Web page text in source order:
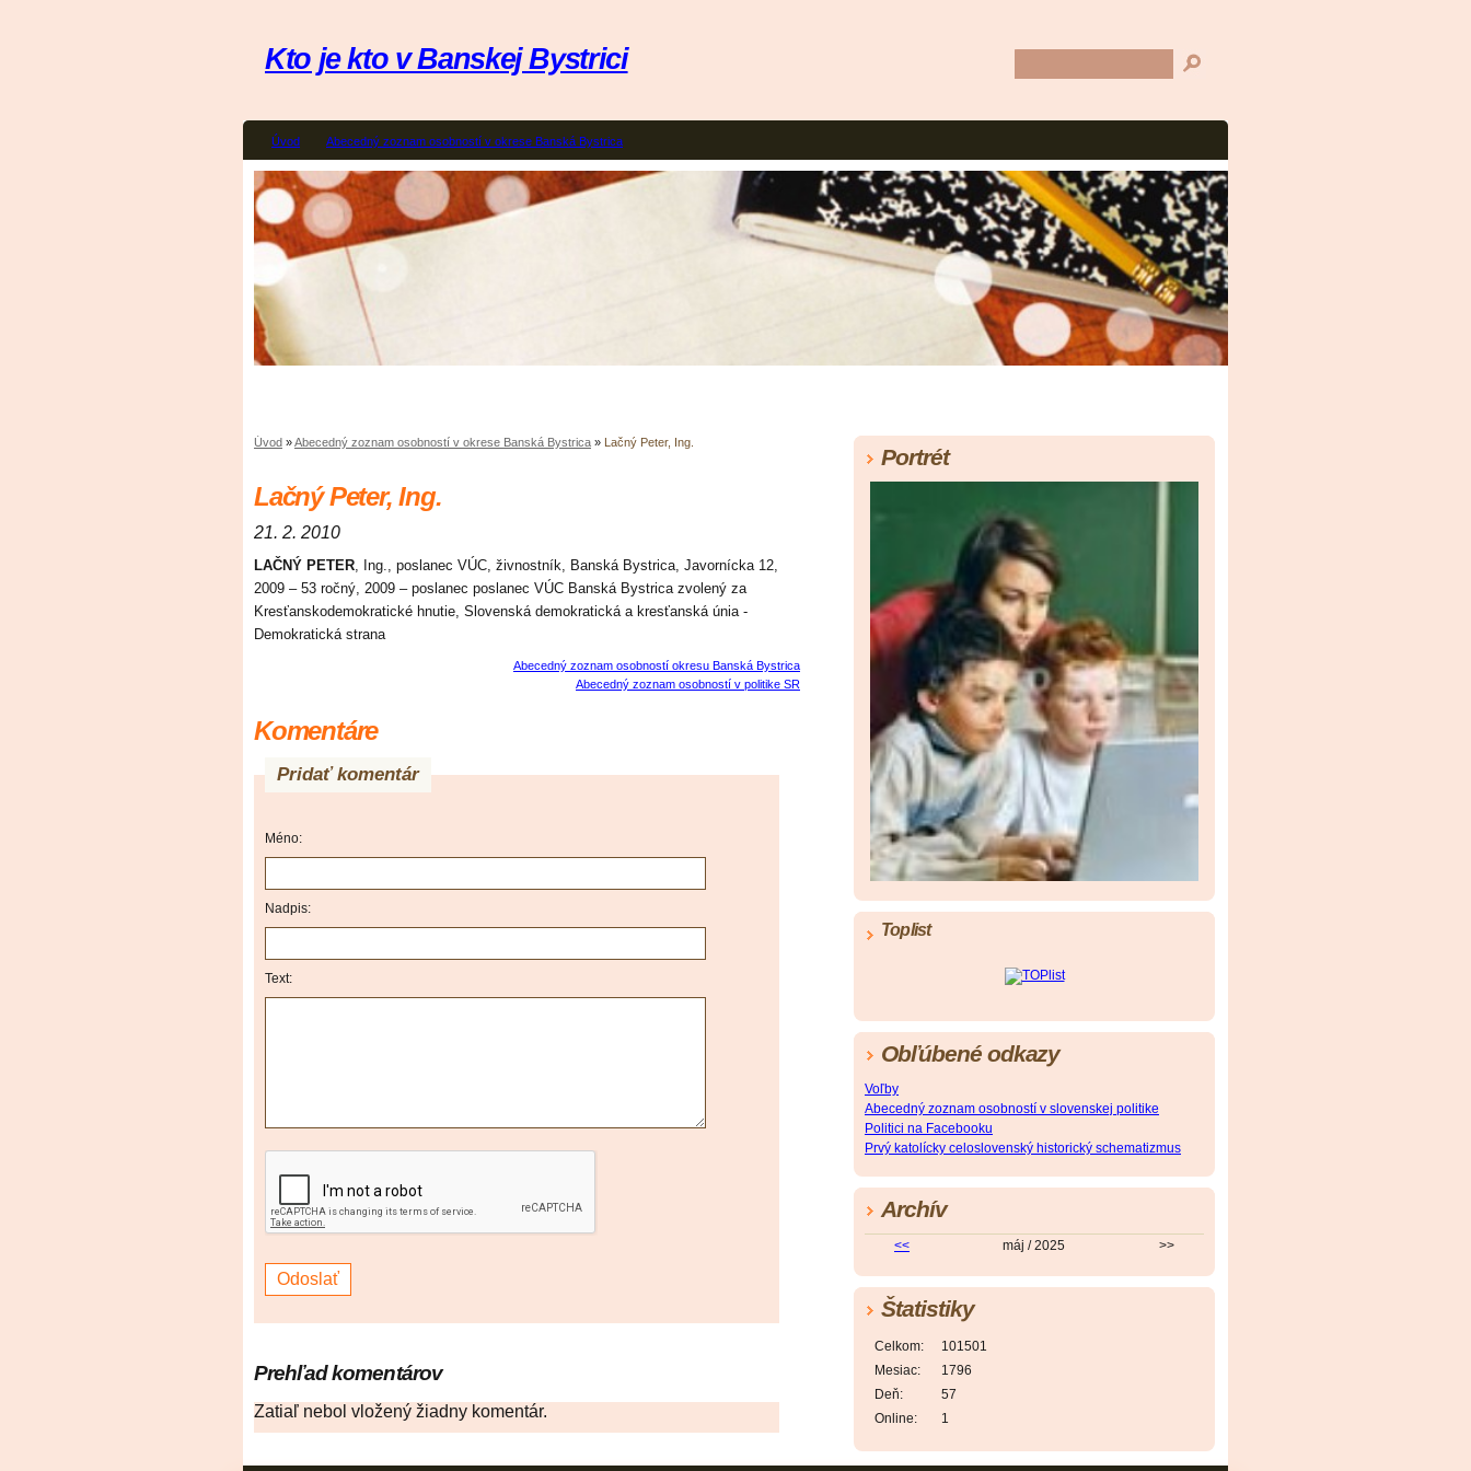
Úvod Abecedný zoznam osobností v okrese Banská Bystrica
Kto je kto v Banskej Bystrici
Úvod »Abecedný zoznam osobností v okrese Banská Bystrica » Lačný Peter, Ing.
Lačný Peter, Ing.
21. 2. 2010
LAČNÝ PETER, Ing., poslanec VÚC, živnostník, Banská Bystrica, Javornícka 12,
2009 – 53 ročný, 2009 – poslanec poslanec VÚC Banská Bystrica zvolený za
Kresťanskodemokratické hnutie, Slovenská demokratická a kresťanská únia -
Demokratická strana
Abecedný zoznam osobností okresu Banská Bystrica
Abecedný zoznam osobností v politike SR
Komentáre
Pridať komentár
Méno:
Nadpis:
Text:
Prehľad komentárov
Zatiaľ nebol vložený žiadny komentár.
Portrét
Toplist
Obľúbené odkazy
Voľby
Abecedný zoznam osobností v slovenskej politike
Politici na Facebooku
Prvý katolícky celoslovenský historický schematizmus
Archív
<< máj / 2025 >>
Štatistiky
Online: 1
Celkom:
101501
Mesiac:
1796
Deň:
57